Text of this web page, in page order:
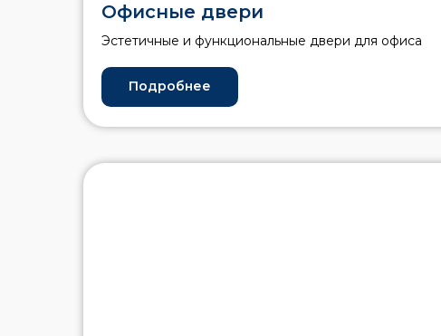
Офисные двери
Эстетичные и функциональные двери для офиса
Подробнее